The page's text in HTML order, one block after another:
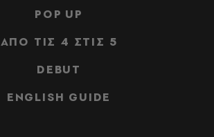
POP UP
ΑΠΟ ΤΙΣ 4 ΣΤΙΣ 5
DEBUT
ENGLISH GUIDE